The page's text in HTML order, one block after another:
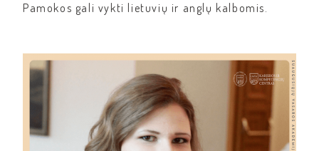
Pamokos gali vykti lietuvių ir anglų kalbomis.